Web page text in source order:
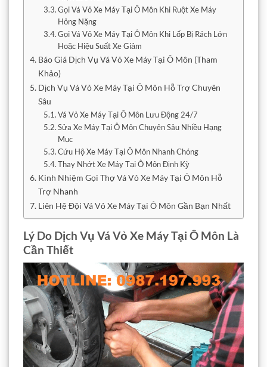
Gọi Vá Vỏ Xe Máy Tại Ô Môn Khi Ruột Xe Máy
Hỏng Nặng
Gọi Vá Vỏ Xe Máy Tại Ô Môn Khi Lốp Bị Rách Lớn
Hoặc Hiệu Suất Xe Giảm
Báo Giá Dịch Vụ Vá Vỏ Xe Máy Tại Ô Môn (Tham
Khảo)
Dịch Vụ Vá Vỏ Xe Máy Tại Ô Môn Hỗ Trợ Chuyên
Sâu
Vá Vỏ Xe Máy Tại Ô Môn Lưu Động 24/7
Sửa Xe Máy Tại Ô Môn Chuyên Sâu Nhiều Hạng
Mục
Cứu Hộ Xe Máy Tại Ô Môn Nhanh Chóng
Thay Nhớt Xe Máy Tại Ô Môn Định Kỳ
Kinh Nhiệm Gọi Thợ Vá Vỏ Xe Máy Tại Ô Môn Hỗ
Trợ Nhanh
Liên Hệ Đội Vá Vỏ Xe Máy Tại Ô Môn Gần Bạn Nhất
Lý Do Dịch Vụ Vá Vỏ Xe Máy Tại Ô Môn Là
Cần Thiết